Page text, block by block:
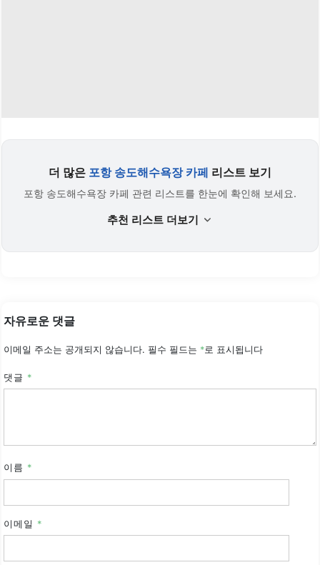
더 많은 포항 송도해수욕장 카페 리스트 보기
포항 송도해수욕장 카페 관련 리스트를 한눈에 확인해 보세요.
추천 리스트 더보기
자유로운 댓글
이메일 주소는 공개되지 않습니다. 필수 필드는 *로 표시됩니다
댓글 *
이름 *
이메일 *